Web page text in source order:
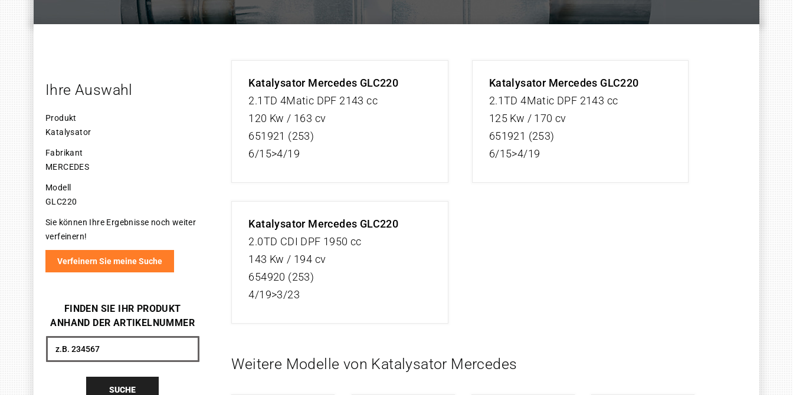
Katalysator Mercedes GLC220
2.1TD 4Matic DPF 2143 cc
120 Kw / 163 cv
651921 (253)
6/15>4/19
Katalysator Mercedes GLC220
2.1TD 4Matic DPF 2143 cc
125 Kw / 170 cv
651921 (253)
6/15>4/19
Katalysator Mercedes GLC220
2.0TD CDI DPF 1950 cc
143 Kw / 194 cv
654920 (253)
4/19>3/23
Weitere Modelle von Katalysator Mercedes
Ihre Auswahl
Produkt
Katalysator
Fabrikant
MERCEDES
Modell
GLC220
Sie können Ihre Ergebnisse noch weiter
verfeinern!
Verfeinern Sie meine Suche
FINDEN SIE IHR PRODUKT
ANHAND DER ARTIKELNUMMER
Suche
SUCHE